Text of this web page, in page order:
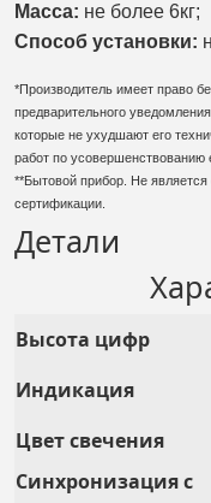
Масса: не более 6кг;
Способ установки:
*Производитель имеет право
предварительного
которые не ухудшают его
работ по усовершенствованию
**Бытовой прибор. Не
сертификации.
Детали
Высота цифр
Индикация
Цвет свечения
Синхронизация с